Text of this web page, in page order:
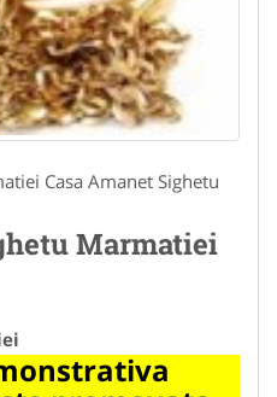
Casa Amanet Sighetu
Marmatiei